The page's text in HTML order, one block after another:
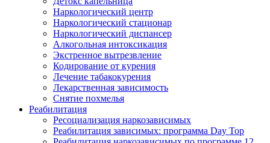
Наркологический центр
Наркологический стационар
Наркологический диспансер
Алкогольная интоксикация
Экстренное вытрезвление
Кодирование от курения
Лечение табакокурения
Лекарственная зависимость
Снятие похмелья
Реабилитация
Ресоциализация наркозависимых
Реабилитация зависимых: программа Day Top